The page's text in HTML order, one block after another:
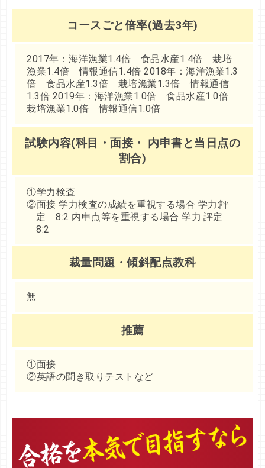
コースごと倍率(過去3年)
2017年：海洋漁業1.4倍 食品水産1.4倍 栽培
漁業1.4倍 情報通信1.4倍 2018年：海洋漁業1.3
倍 食品水産1.3倍 栽培漁業1.3倍 情報通信
1.3倍 2019年：海洋漁業1.0倍 食品水産1.0倍
栽培漁業1.0倍 情報通信1.0倍
試験内容(科目・面接・ 内申書と当日点の
割合)
①学力検査
②面接 学力検査の成績を重視する場合 学力:評
定 8:2 内申点等を重視する場合 学力:評定
8:2
裁量問題・傾斜配点教科
無
推薦
①面接
②英語の聞き取りテストなど